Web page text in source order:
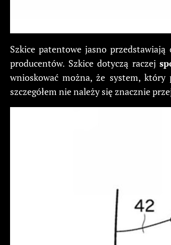
Szkice patentowe jasno
producentów. Szkice dotyczą raczej
wnioskować można, że system, który
szczegółem nie należy się znacznie